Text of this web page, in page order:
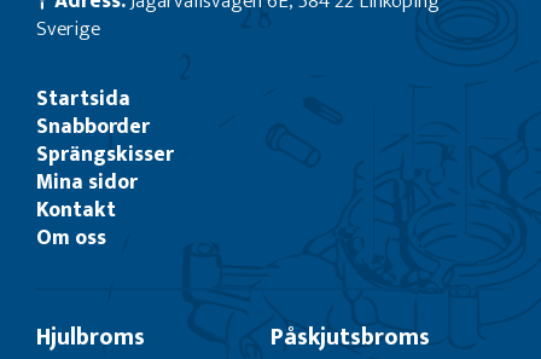
Sverige
Startsida
Snabborder
Sprängskisser
Mina sidor
Kontakt
Om oss
Hjulbroms Påskjutsbroms